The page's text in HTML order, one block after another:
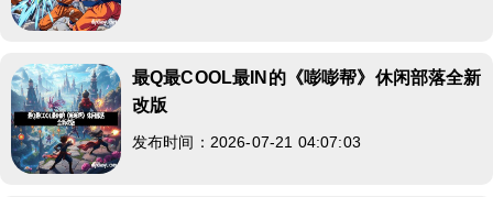
最Q最COOL最IN的《嘭嘭帮》休闲部落全新
改版
发布时间：2026-07-21 04:07:03